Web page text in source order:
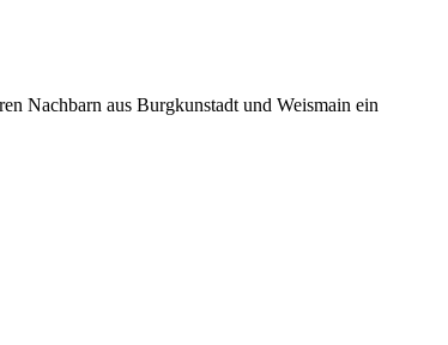
Nachbarn aus Burgkunstadt und Weismain ein